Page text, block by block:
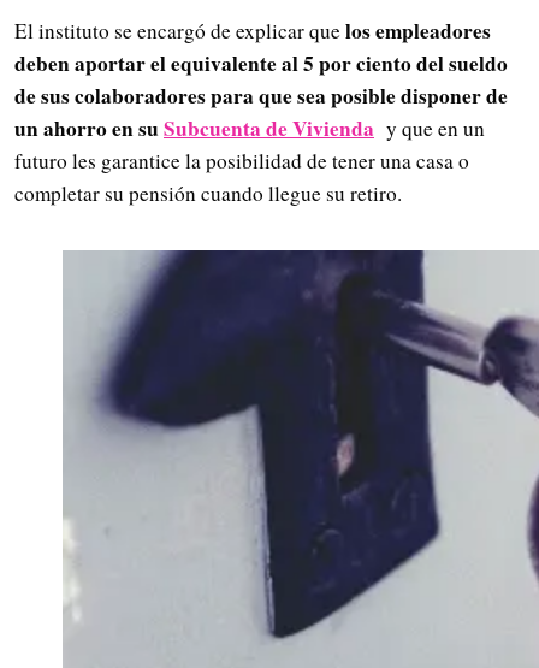
El instituto se encargó de explicar quelos empleadores
deben aportar el equivalente al 5 por ciento del sueldo
de sus colaboradores para que sea posible disponer de
un ahorro en suSubcuenta de Vivienda y que en un
futuro les garantice la posibilidad de tener una casa o
completar su pensión cuando llegue su retiro.